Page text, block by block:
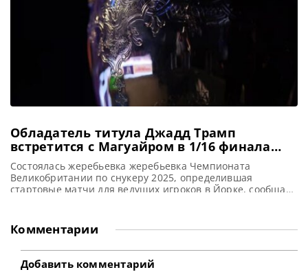
Обладатель титула Джадд Трамп
встретится с Магуайром в 1/16 финала
Чемпионата Великобритании
Состоялась жеребьевка жеребьевка Чемпионата
Великобритании по снукеру 2025, определившая
стартовые матчи для ведущих игроков в Йорке, сообщает
Стивеном Магуайром на арене Barbican Centre в Йорке. В
четверг прошла жеребьевка финальной стадии этого
турнира с призовым фондом в 1,2 миллиона фунтов
стерлингов. В
Комментарии
Добавить комментарий